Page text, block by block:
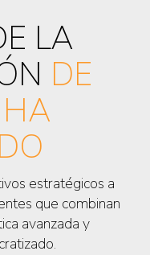
LA
DE
estratégicos a
que combinan
avanzada y